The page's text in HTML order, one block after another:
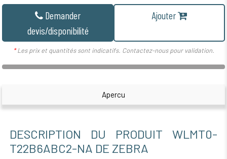
Demander
devis/disponibilité
Ajouter
*Les prix et quantités sont indicatifs. Contactez-nous pour validation.
Apercu
DESCRIPTION DU PRODUIT WLMT0-
T22B6ABC2-NA DE ZEBRA